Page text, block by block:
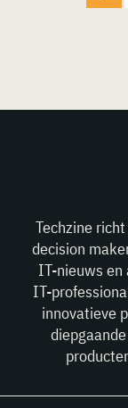
Techzine
decision
IT-nieuws en
IT-
innovatieve